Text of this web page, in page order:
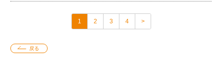
1 2 3 4 >
戻る